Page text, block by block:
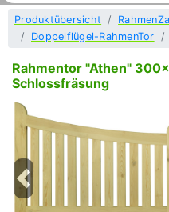
Produktübersicht
Doppelflügel-RahmenTor
Rahmentor "Athen"
Schlossfräsung
Previous